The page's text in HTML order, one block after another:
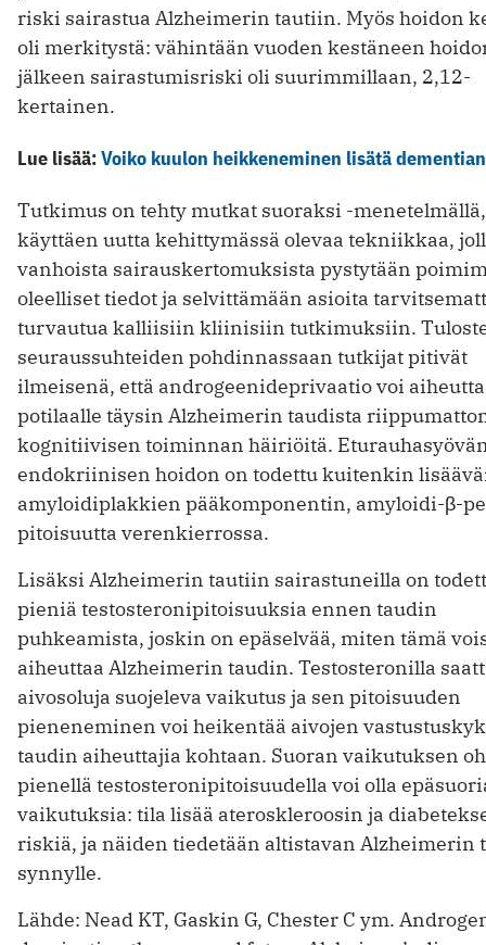
riski sairastua Alzheimerin tautiin. Myös hoidon
oli merkitystä: vähintään vuoden kestäneen
jälkeen sairastumisriski oli suurimmillaan, 2,12-
kertainen.
Lue lisää:Voiko kuulon heikkeneminen lisätä
Tutkimus on tehty mutkat suoraksi -menetelmällä,
käyttäen uutta kehittymässä olevaa tekniikkaa,
vanhoista sairauskertomuksista pystytään
oleelliset tiedot ja selvittämään asioita
turvautua kalliisiin kliinisiin tutkimuksiin.
seuraussuhteiden pohdinnassaan tutkijat pitivät
ilmeisenä, että androgeenideprivaatio voi
potilaalle täysin Alzheimerin taudista
kognitiivisen toiminnan häiriöitä.
endokriinisen hoidon on todettu kuitenkin
amyloidiplakkien pääkomponentin, amyloidi-β-
pitoisuutta verenkierrossa.
Lisäksi Alzheimerin tautiin sairastuneilla on
pieniä testosteronipitoisuuksia ennen taudin
puhkeamista, joskin on epäselvää, miten tämä
aiheuttaa Alzheimerin taudin. Testosteronilla
aivosoluja suojeleva vaikutus ja sen pitoisuuden
pieneneminen voi heikentää aivojen
taudin aiheuttajia kohtaan. Suoran vaikutuksen
pienellä testosteronipitoisuudella voi olla
vaikutuksia: tila lisää ateroskleroosin ja
riskiä, ja näiden tiedetään altistavan Alzheimerin
synnylle.
Lähde: Nead KT, Gaskin G, Chester C ym.